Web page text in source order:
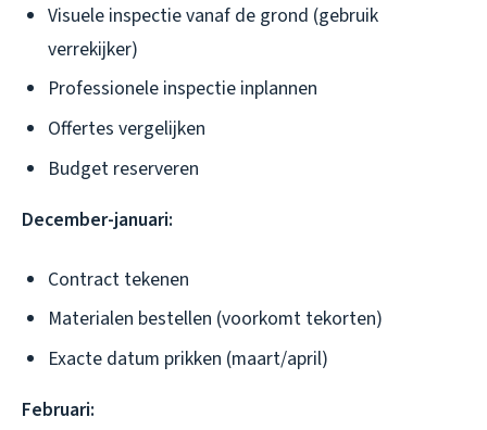
Visuele inspectie vanaf de grond (gebruik
verrekijker)
Professionele inspectie inplannen
Offertes vergelijken
Budget reserveren
December-januari:
Contract tekenen
Materialen bestellen (voorkomt tekorten)
Exacte datum prikken (maart/april)
Februari: